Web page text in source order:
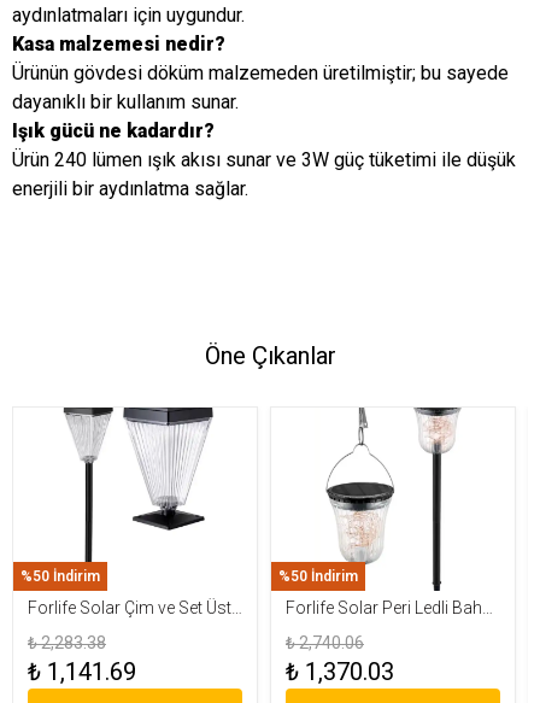
aydınlatmaları için uygundur.
Kasa malzemesi nedir?
Ürünün gövdesi döküm malzemeden üretilmiştir; bu sayede
dayanıklı bir kullanım sunar.
Işık gücü ne kadardır?
Ürün 240 lümen ışık akısı sunar ve 3W güç tüketimi ile düşük
enerjili bir aydınlatma sağlar.
Öne Çıkanlar
%50 İndirim
Forlife Solar Çim ve Set Üstü
Armatür 15W FL-3283
₺ 2,283.38
₺ 1,141.69
%50 İndirim
Forlife Solar Peri Ledli Bahçe
Aydınlatma Armatürü FL-
3284
₺ 2,740.06
₺ 1,370.03